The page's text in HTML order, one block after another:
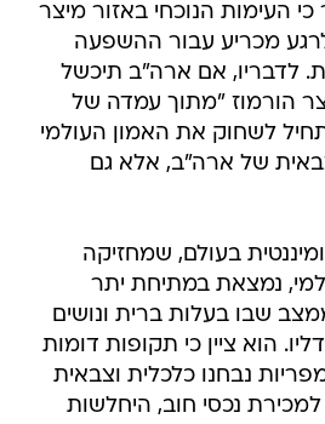
כי העימות הנוכחי באזור מיצר
מכריע עבור ההשפעה
לדבריו, אם ארה"ב תיכשל
הורמוז "מתוך עמדה של
לשחוק את האמון העולמי
של ארה"ב, אלא גם
בעולם, שמחזיקה
נמצאת במתיחת יתר
שבו בעלות ברית ונושים
הוא ציין כי תקופות דומות
נבחנו כלכלית וצבאית
למכירת נכסי חוב, היחלשות